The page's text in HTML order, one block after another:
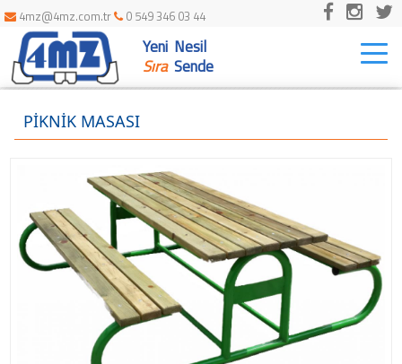
4mz@4mz.com.tr 0 549 346 03 44
Yeni Nesil
SıraSende
PİKNİK MASASI